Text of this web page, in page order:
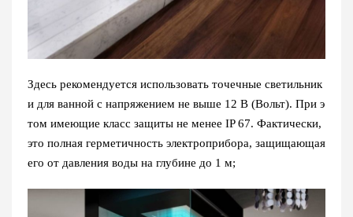
Здесь рекомендуется использовать точечные светильник
и для ванной с напряжением не выше 12 В (Вольт). При э
том имеющие класс защиты не менее IP 67. Фактически,
это полная герметичность электроприбора, защищающая
его от давления воды на глубине до 1 м;